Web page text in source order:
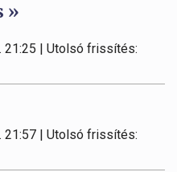
»
21:25 | Utolsó frissítés:
21:57 | Utolsó frissítés: